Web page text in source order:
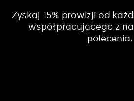
Zyskaj 15% prowizji od
współpracującego z
polecenia.